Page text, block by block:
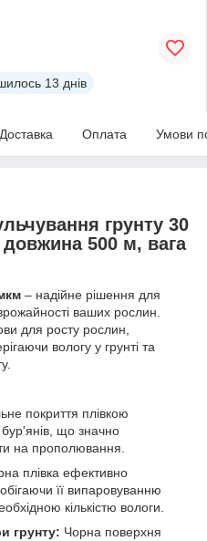
13 днів
Доставка Оплата Умови
грунту 30
500 м, вага
– надійне рішення для
ваших рослин.
для росту рослин,
вологу у грунті та
покриття плівкою
що значно
на прополювання.
плівка ефективно
її випаровуванню
кількістю вологи.
грунту: Чорна поверхня